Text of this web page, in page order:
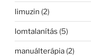
limuzin (2)
lomtalanítás (5)
manuálterápia (2)